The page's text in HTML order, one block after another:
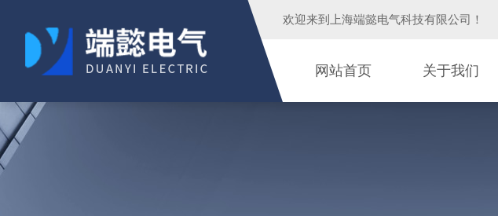
欢迎来到 上海端懿电气科技有限公司 ！
网站首页 关于我们